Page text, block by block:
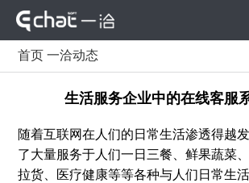
首页 一洽动态
生活服务企业中的在线客服
随着互联网在人们的日常生活渗透得越
了大量服务于人们一日三餐、鲜果蔬菜
拉货、医疗健康等等各种与人们日常生